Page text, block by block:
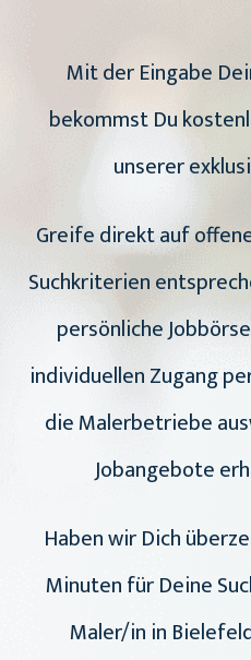
Mit der Eingabe
bekommst Du
unserer
Greife direkt auf
Suchkriterien
persönliche
individuellen Zugang
die Malerbetriebe
Jobangebote
Haben wir Dich
Minuten für Deine
Maler/in in